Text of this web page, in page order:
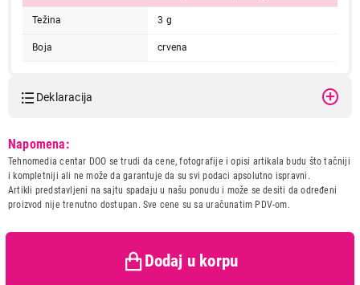
Težina 3 g
Boja crvena
Deklaracija
Naziv i vrsta robe:
SLUSALICA
Uvoznik:
Josipovic doo
Zemlja porekla:
Tajland
kupaca po osnovu zakona o
Napomena:
Tehnomedia centar DOO se trudi da cene, fotografije i opisi artikala budu što tačniji
i kompletniji ali ne može da garantuje da su svi podaci apsolutno ispravni.
Artikli predstavljeni na sajtu spadaju u našu ponudu i može se desiti da određeni
proizvod nije trenutno dostupan. Sve cene su sa uračunatim PDV-om.
Dodaj u korpu
Proizvod je dodat u korpu.
Ukupno u korpi:0,00